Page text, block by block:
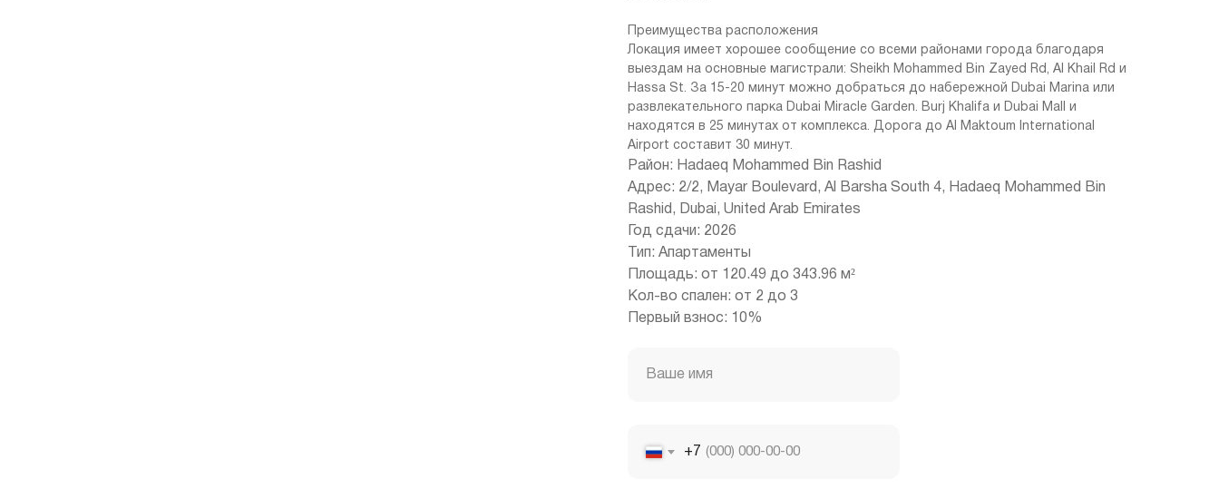
Преимущества расположения
Локация имеет хорошее сообщение со всеми районами города благодаря
выездам на основные магистрали: Sheikh Mohammed Bin Zayed Rd, Al Khail Rd и
Hassa St. За 15-20 минут можно добраться до набережной Dubai Marina или
развлекательного парка Dubai Miracle Garden. Burj Khalifa и Dubai Mall и
находятся в 25 минутах от комплекса. Дорога до Al Maktoum International
Airport составит 30 минут.
Район: Hadaeq Mohammed Bin Rashid
Адрес: 2/2, Mayar Boulevard, Al Barsha South 4, Hadaeq Mohammed Bin
Rashid, Dubai, United Arab Emirates
Год сдачи: 2026
Тип: Апартаменты
Площадь: от 120.49 до 343.96 м²
Кол-во спален: от 2 до 3
Первый взнос: 10%
Ваше имя
+7